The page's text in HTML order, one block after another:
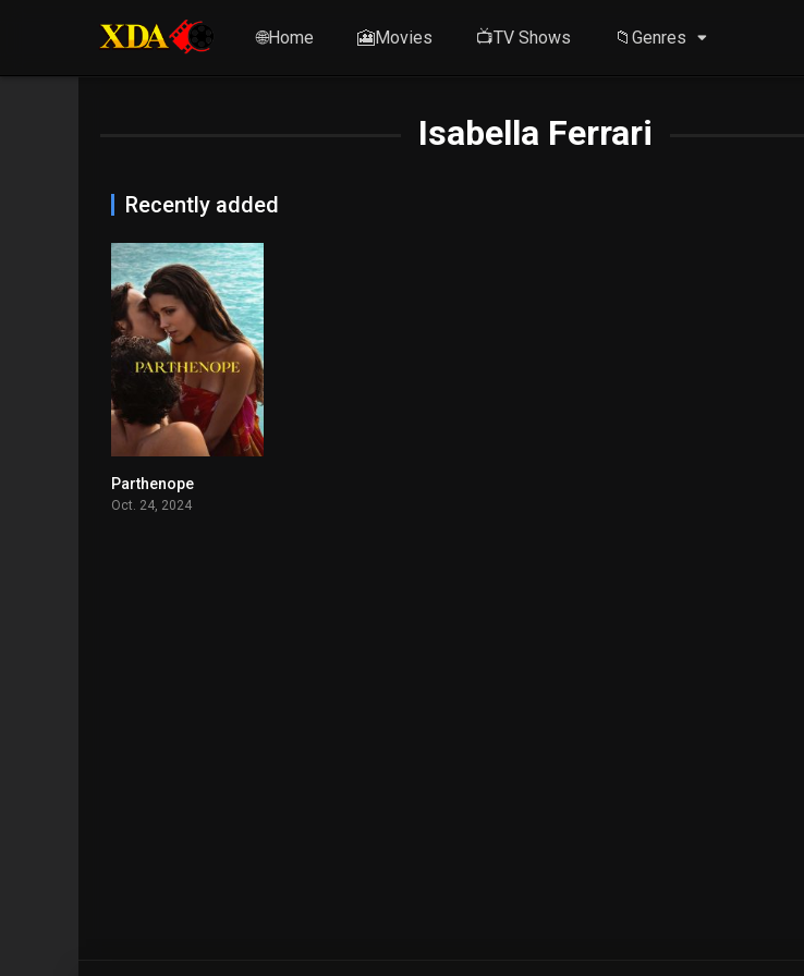
🌐Home 🎦Movies 📺TV Shows 📁Genres
Isabella Ferrari
Recently added
Parthenope
Oct. 24, 2024